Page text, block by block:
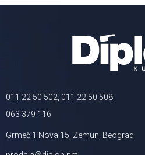
011 22 50 502, 011 22 50 508
063 379 116
Grmeč 1 Nova 15, Zemun, Beograd